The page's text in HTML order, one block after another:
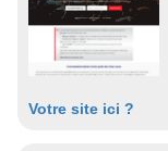
Votre site ici ?